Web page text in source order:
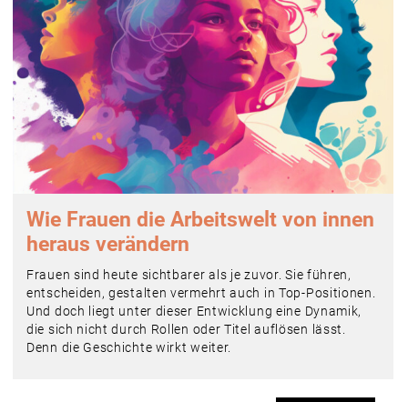
Wie Frauen die Arbeitswelt von innen
heraus verändern
Frauen sind heute sichtbarer als je zuvor. Sie führen,
entscheiden, gestalten vermehrt auch in Top-Positionen.
Und doch liegt unter dieser Entwicklung eine Dynamik,
die sich nicht durch Rollen oder Titel auflösen lässt.
Denn die Geschichte wirkt weiter.